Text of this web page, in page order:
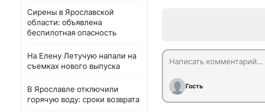
Сирены в Ярославской
области: объявлена
беспилотная опасность
На Елену Летучую напали на
съемках нового выпуска
В Ярославле отключили
горячую воду: сроки возврата
Гость